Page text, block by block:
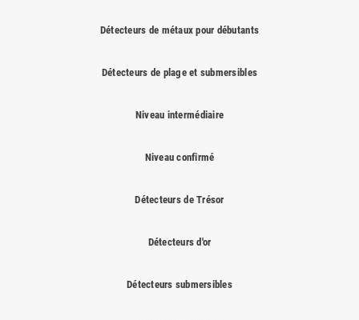
Spécialistes de la vente de détecteurs, nous souhaitons vous offrir un
ravis de pouvoir vous aider dans votre choix.
Détecteurs de métaux pour débutants
Détecteurs de plage et submersibles
Niveau intermédiaire
Niveau confirmé
Détecteurs de Trésor
Détecteurs d'or
Détecteurs submersibles